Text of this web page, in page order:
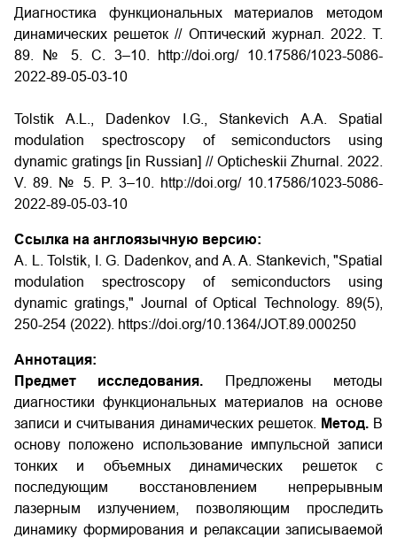
Диагностика функциональных материалов методом
динамических решеток // Оптический журнал. 2022. Т.
89. № 5. С. 3–10. http://doi.org/
10.17586/1023-5086-
2022-89-05-03-10
Tolstik A.L., Dadenkov I.G., Stankevich A.A. Spatial
modulation spectroscopy of semiconductors using
dynamic gratings [in Russian] // Opticheskii Zhurnal. 2022.
V. 89. № 5. P. 3–10. http://doi.org/ 10.17586/1023-5086-
2022-89-05-03-10
Ссылка на англоязычную версию:
A. L. Tolstik, I. G. Dadenkov, and A. A. Stankevich, "Spatial
modulation spectroscopy of semiconductors using
dynamic gratings," Journal of Optical Technology. 89(5),
250-254 (2022). https://doi.org/10.1364/JOT.89.000250
Аннотация:
Предмет исследования. Предложены методы
диагностики функциональных материалов на основе
записи и считывания динамических решеток.
Метод.В
основу положено использование импульсной записи
тонких и объемных динамических решеток с
последующим восстановлением непрерывным
лазерным излучением, позволяющим проследить
динамику формирования и релаксации записываемой